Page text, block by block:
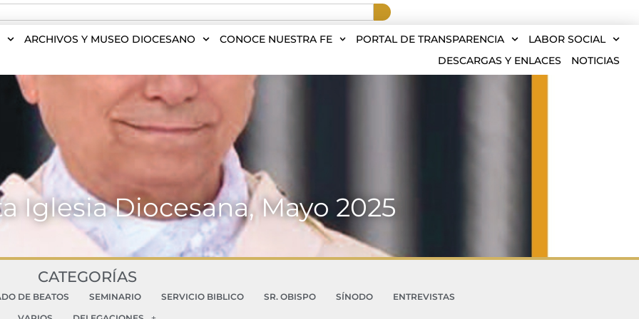
ARCHIVOS Y MUSEO DIOCESANO CONOCE NUESTRA FE PORTAL DE TRANSPARENCIA
LABOR SOCIAL
DESCARGAS Y ENLACES
NOTICIAS
Iglesia Diocesana, Mayo 2025
CATEGORÍAS
DE BEATOS SEMINARIO SERVICIO BIBLICO SR. OBISPO SÍNODO
ENTREVISTAS